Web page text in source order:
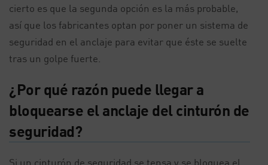
cierto es que la segunda opción es la más probable,
así que los fabricantes optan por poner un sistema de
seguridad en el anclaje para evitar que éste se suelte
tras un golpe fuerte.
¿Por qué razón puede llegar a
bloquearse el anclaje del cinturón de
seguridad?
Si un cinturón de seguridad se tensa y se bloquea el